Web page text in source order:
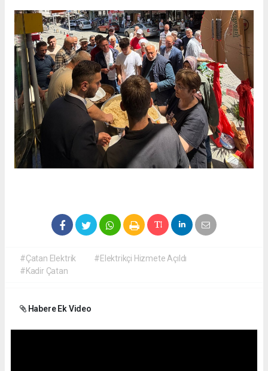
#Çatan Elektrik
#Elektrikçi Hizmete Açıldı
#Kadir Çatan
Habere Ek Video